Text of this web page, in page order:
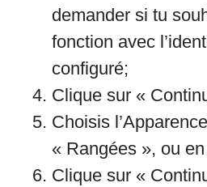
demander si tu
fonction avec
configuré;
Clique sur «
Choisis
« Rangées », ou
Clique sur «